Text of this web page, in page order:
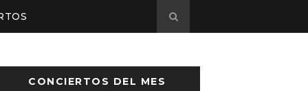
CONCIERTOS DEL MES